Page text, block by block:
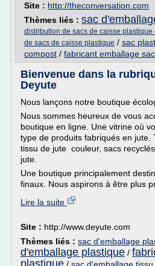
Site : http://theconversation.com
Thèmes liés : sac
distribution de sacs de caisse plastique
de sacs de caisse plastique / sac
compost / fabricant emballage
Bienvenue dans la
Deyute
Nous lançons notre boutique
Nous sommes heureux de vous
boutique en ligne. Une vitrine où
type de produits fabriqués en jute.
tissu de jute couleur, sacs
jute.
Une boutique principalement
finaux. Nous aspirons à être plus
Lire la suite
Site : http://www.deyute.com
Thèmes liés : sac d'emballage
d'emballage plastique /
plastique